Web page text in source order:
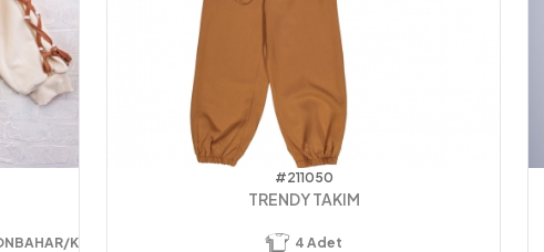
KIŞ
#211050
TRENDY TAKIM
4 Adet